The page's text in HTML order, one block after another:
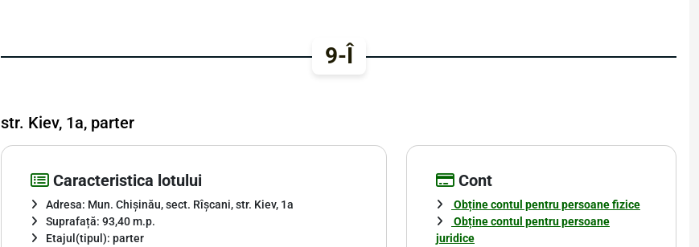
9-Î
str. Kiev, 1a, parter
Caracteristica lotului
Adresa: Mun. Chișinău, sect. Rîșcani, str. Kiev, 1a
Suprafață: 93,40 m.p.
Etajul(tipul): parter
Cont
Obține contul pentru persoane fizice
Obține contul pentru persoane
juridice